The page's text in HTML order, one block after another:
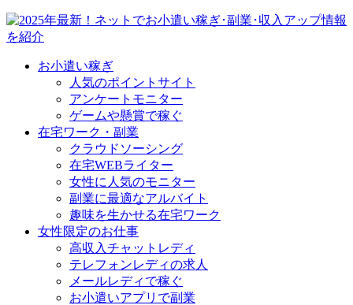
お小遣い稼ぎ
人気のポイントサイト
アンケートモニター
ゲームや懸賞で稼ぐ
在宅ワーク・副業
クラウドソーシング
在宅WEBライター
女性に人気のモニター
副業に最適なアルバイト
趣味を生かせる在宅ワーク
女性限定のお仕事
高収入チャットレディ
テレフォンレディの求人
メールレディで稼ぐ
お小遣いアプリで副業